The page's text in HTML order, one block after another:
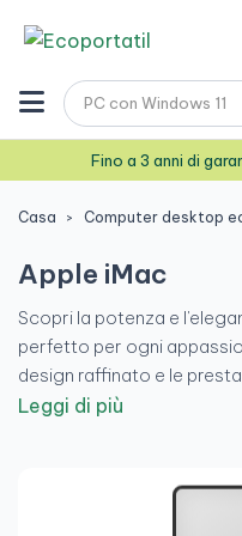
Fino a 3 anni di
Casa Computer desktop
Apple iMac
Scopri la potenza e
perfetto per ogni
design raffinato e le
di cui hai bisogno per
Leggi di più